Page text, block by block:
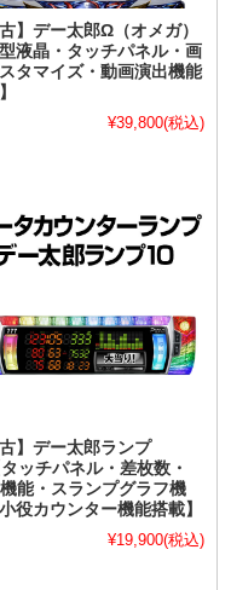
古】デー太郎Ω（オメガ）
型液晶・タッチパネル・画
タマイズ・動画演出機能
¥39,800(税込)
古】デー太郎ランプ
ッチパネル・差枚数・
能・スランプグラフ機
役カウンター機能搭載】
¥19,900(税込)